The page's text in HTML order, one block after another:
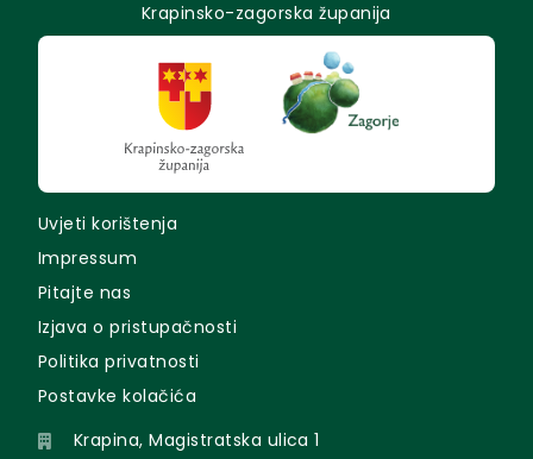
Krapinsko-zagorska županija
Uvjeti korištenja
Impressum
Pitajte nas
Izjava o pristupačnosti
Politika privatnosti
Postavke kolačića
Krapina, Magistratska ulica 1